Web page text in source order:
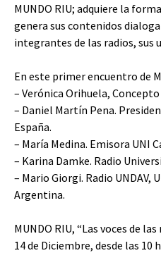
MUNDO RIU; adquiere la
genera sus contenidos
integrantes de las radios, sus
En este primer encuentro de
– Verónica Orihuela, Concepto
– Daniel Martín Pena.
España.
– María Medina. Emisora UNI
– Karina Damke. Radio
– Mario Giorgi. Radio UNDAV,
Argentina.
MUNDO RIU, “Las voces de
14 de Diciembre, desde las 10